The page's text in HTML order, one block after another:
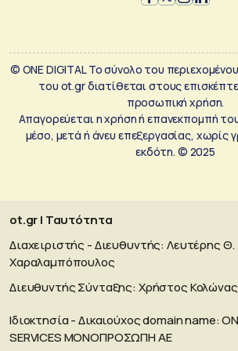
© ONE DIGITAL Το σύνολο του
του ot.gr διατίθεται στους
προσωπική χρήση.
Απαγορεύεται η χρήση ή επανεκπομπή
μέσο, μετά ή άνευ επεξεργασίας, χωρίς
εκδότη. © 2025
ot.gr | Ταυτότητα
Διαχειριστής - Διευθυντής: Λευτέρης Θ.
Χαραλαμπόπουλος
Διευθυντής Σύνταξης: Χρήστος Κολώνας
Ιδιοκτησία - Δικαιούχος domain name:
SERVICES MONOΠΡΟΣΩΠΗ ΑΕ